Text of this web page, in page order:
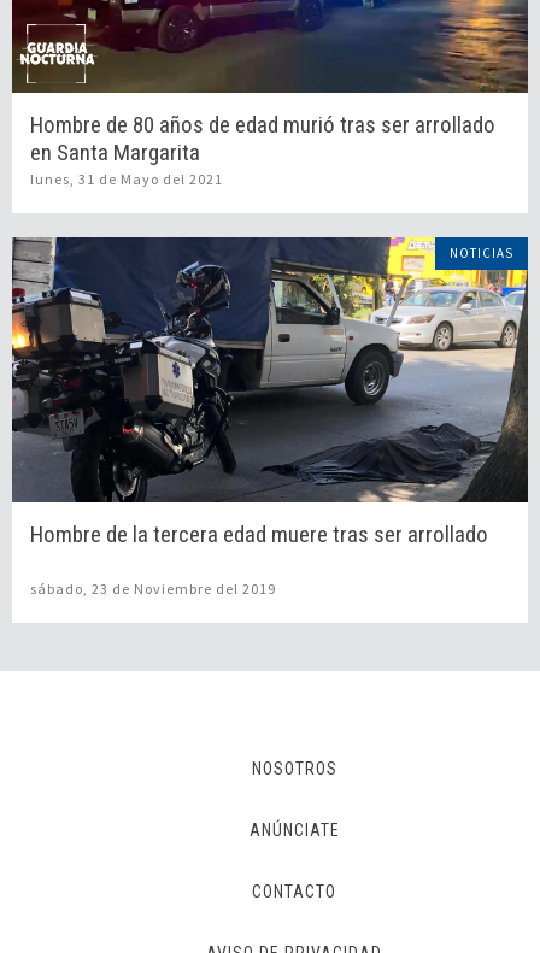
Hombre de 80 años de edad murió tras ser arrollado
en Santa Margarita
lunes, 31 de Mayo del 2021
NOTICIAS
Hombre de la tercera edad muere tras ser arrollado
sábado, 23 de Noviembre del 2019
NOSOTROS
ANÚNCIATE
CONTACTO